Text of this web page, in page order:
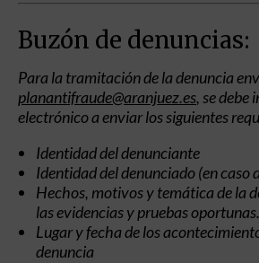
Buzón de denuncias:
Para la tramitación de la denuncia
planantifraude@aranjuez.es, se debe
electrónico a enviar los siguientes
Identidad del denunciante
Identidad del denunciado (en caso
Hechos, motivos y temática de la
las evidencias y pruebas oportunas.
Lugar y fecha de los
denuncia